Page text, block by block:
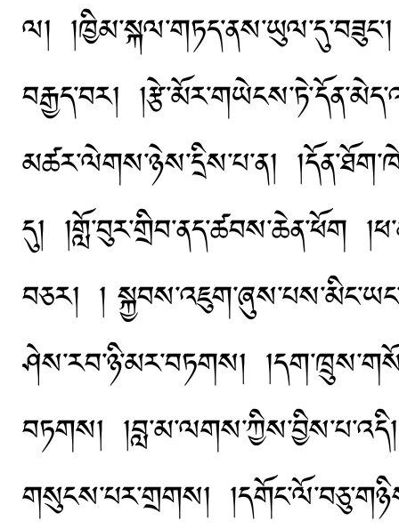
ལ། །ཁྱིམ་སྐལ་གཏད་ནས་ཡུལ་དུ་བཟུང་།
བརྒྱད་བར།
མཚར་ལེགས་ཉེས་དྲིས་པ་ན།
དུ། །གློ་བུར་གྲིབ་ནད་ཚབས་ཆེན་ཕོག
བཅར། །
ཤེས་རབ་ཉི་མར་བཏགས།
བཏགས།
གསུངས་པར་གྲགས།